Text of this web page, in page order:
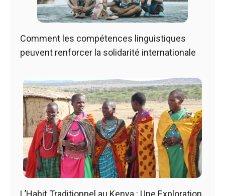
Comment les compétences linguistiques
peuvent renforcer la solidarité internationale
L’Habit Traditionnel au Kenya : Une Exploration